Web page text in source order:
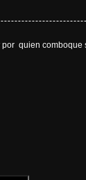
quien comboque